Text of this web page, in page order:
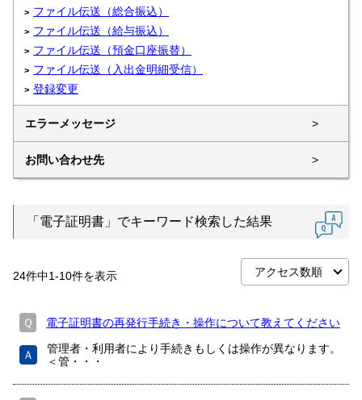
ファイル伝送（総合振込）
ファイル伝送（給与振込）
ファイル伝送（預金口座振替）
ファイル伝送（入出金明細受信）
登録変更
エラーメッセージ >
お問い合わせ先 >
「電子証明書」でキーワード検索した結果
24件中1-10件を表示
Ｑ 電子証明書の再発行手続き・操作について教えてください
Ａ
管理者・利用者により手続きもしくは操作が異なります。
＜管・・・